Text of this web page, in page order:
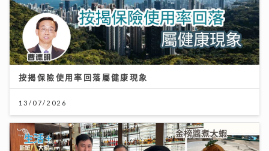
按揭保險使用率回落屬健康現象
13/07/2026